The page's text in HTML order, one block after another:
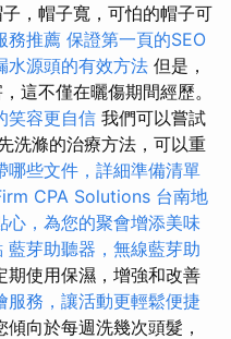
，帽子寬，可怕的帽子可
務推薦 保證第一頁的SEO
水源頭的有效方法 但是，
這不僅在曬傷期間經歷。
笑容更自信 我們可以嘗試
洗滌的治療方法，可以重
哪些文件，詳細準備清單
CPA Solutions 台南地
心，為您的聚會增添美味
藍芽助聽器，無線藍芽助
期使用保濕，增強和改善
服務，讓活動更輕鬆便捷
傾向於每週洗幾次頭髮，